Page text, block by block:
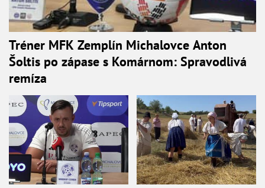
Tréner MFK Zemplín Michalovce Anton
Šoltis po zápase s Komárnom: Spravodlivá
remíza